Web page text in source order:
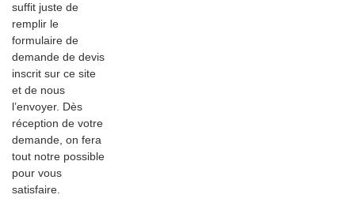
suffit juste de
remplir le
formulaire de
demande de devis
inscrit sur ce site
et de nous
l’envoyer. Dès
réception de votre
demande, on fera
tout notre possible
pour vous
satisfaire.